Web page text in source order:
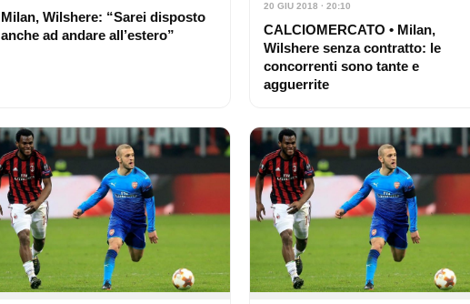
Milan, Wilshere: “Sarei disposto
anche ad andare all’estero”
20 GIU 2018 · 20:10
CALCIOMERCATO • Milan,
Wilshere senza contratto: le
concorrenti sono tante e
agguerrite